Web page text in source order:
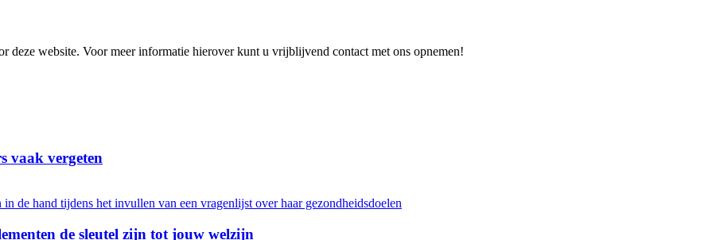
website. Voor meer informatie hierover kunt u vrijblijvend contact met ons opnemen!
vaak vergeten
de sleutel zijn tot jouw welzijn